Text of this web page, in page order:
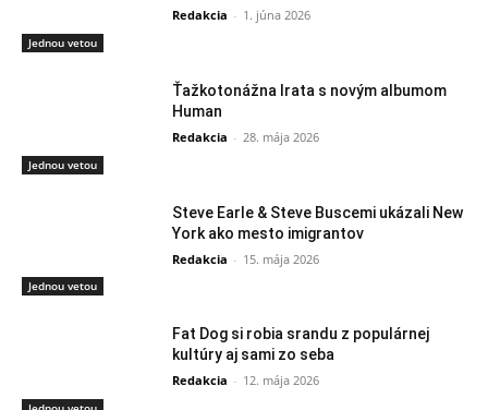
Jednou vetou
Redakcia - 1. júna 2026
Jednou vetou
Ťažkotonážna Irata s novým albumom
Human
Redakcia - 28. mája 2026
Jednou vetou
Steve Earle & Steve Buscemi ukázali New
York ako mesto imigrantov
Redakcia - 15. mája 2026
Fat Dog si robia srandu z populárnej
kultúry aj sami zo seba
Redakcia - 12. mája 2026